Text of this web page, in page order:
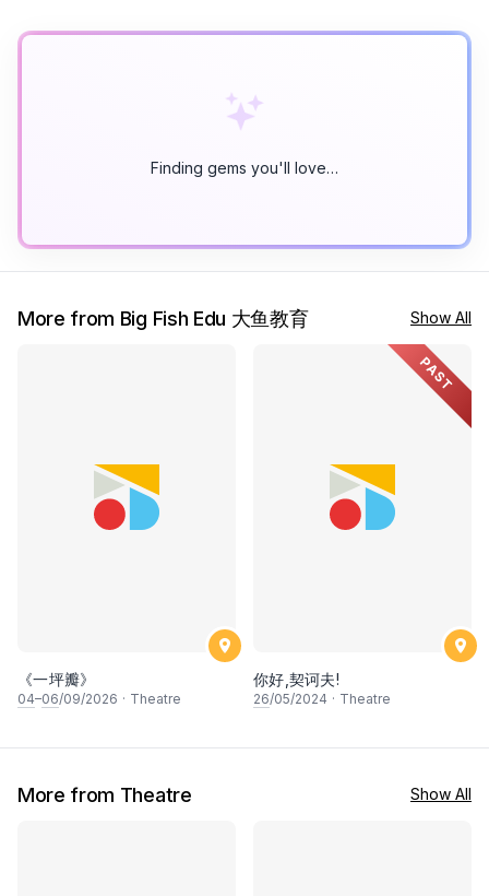
Finding gems you'll love…
More from Big Fish Edu 大鱼教育 Show All
《一坪瓣》
04–06/09/2026 · Theatre
PAST
你好,契诃夫!
26/05/2024 · Theatre
More from Theatre Show All